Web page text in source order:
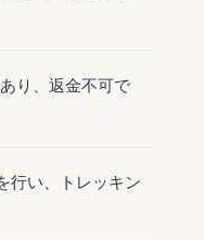
り、返金不可で
行い、トレッキン